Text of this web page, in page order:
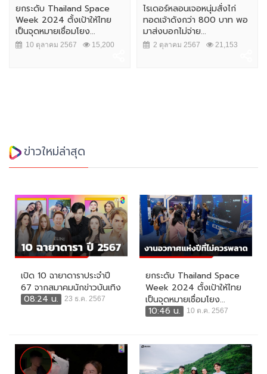
ยกระดับ Thailand Space
Week 2024 ตั้งเป้าให้ไทย
เป็นจุดหมายเชื่อมโยง...
10 ตุลาคม 2567 15,200
ไรเดอร์หลอนเจอหนุ่มสั่งไก่
ทอดเจ้าดังกว่า 800 บาท พอ
มาส่งบอกไม่จ่าย...
2 ตุลาคม 2567 21,153
ข่าวใหม่ล่าสุด
เปิด 10 ฉายาดาราประจำปี
67 จากสมาคมนักข่าวบันเทิง
08:24 น.
23 ธ.ค. 2567
ยกระดับ Thailand Space
Week 2024 ตั้งเป้าให้ไทย
เป็นจุดหมายเชื่อมโยง...
10:46 น.
10 ต.ค. 2567